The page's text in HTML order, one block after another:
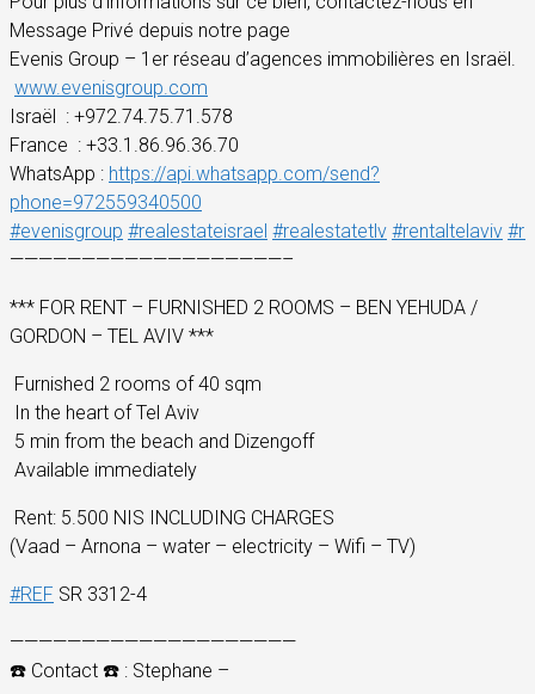
Message Privé depuis notre page
Evenis Group – 1er réseau d’agences immobilières en Israël.
www.evenisgroup.com
Israël : +972.74.75.71.578
France : +33.1.86.96.36.70
WhatsApp : https://api.whatsapp.com/send?
phone=972559340500
#evenisgroup #realestateisrael #realestatetlv #rentaltelaviv #
———————————————————–
*** FOR RENT – FURNISHED 2 ROOMS – BEN YEHUDA /
GORDON – TEL AVIV ***
Furnished 2 rooms of 40 sqm
In the heart of Tel Aviv
5 min from the beach and Dizengoff
Available immediately
Rent: 5.500 NIS INCLUDING CHARGES
(Vaad – Arnona – water – electricity – Wifi – TV)
#REF SR 3312-4
————————————————————
☎️ Contact ☎️ : Stephane –